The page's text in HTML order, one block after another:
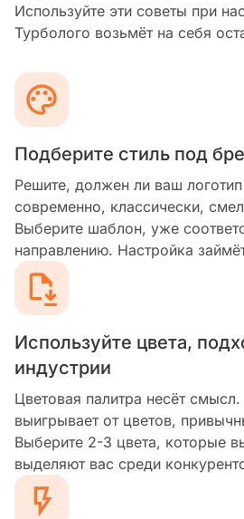
Используйте эти советы при
Турболого возьмёт на себя
Подберите стиль под
Решите, должен ли ваш логотип
современно, классически,
Выберите шаблон, уже
направлению. Настройка
Используйте цвета,
индустрии
Цветовая палитра несёт
выигрывает от цветов,
Выберите 2-3 цвета, которые
выделяют вас среди